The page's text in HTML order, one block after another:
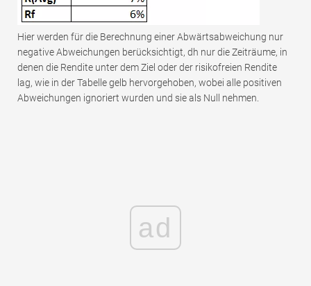
Hier werden für die Berechnung einer Abwärtsabweichung nur
negative Abweichungen berücksichtigt, dh nur die Zeiträume, in
denen die Rendite unter dem Ziel oder der risikofreien Rendite
lag, wie in der Tabelle gelb hervorgehoben, wobei alle positiven
Abweichungen ignoriert wurden und sie als Null nehmen.
ad